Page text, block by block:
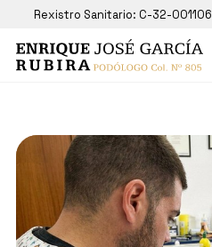
Rexistro Sanitario: C-32-001106